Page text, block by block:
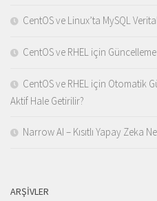
CentOS ve Linux’ta MySQL
CentOS ve RHEL için Güncelleme
CentOS ve RHEL için Otomatik
Aktif Hale Getirilir?
Narrow AI – Kısıtlı Yapay Zeka
ARŞIVLER